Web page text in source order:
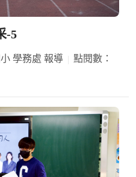
-5
學務處 報導
點閱數：